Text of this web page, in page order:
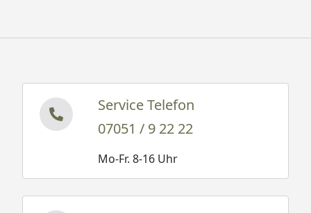
Service Telefon
07051 / 9 22 22
Mo-Fr. 8-16 Uhr